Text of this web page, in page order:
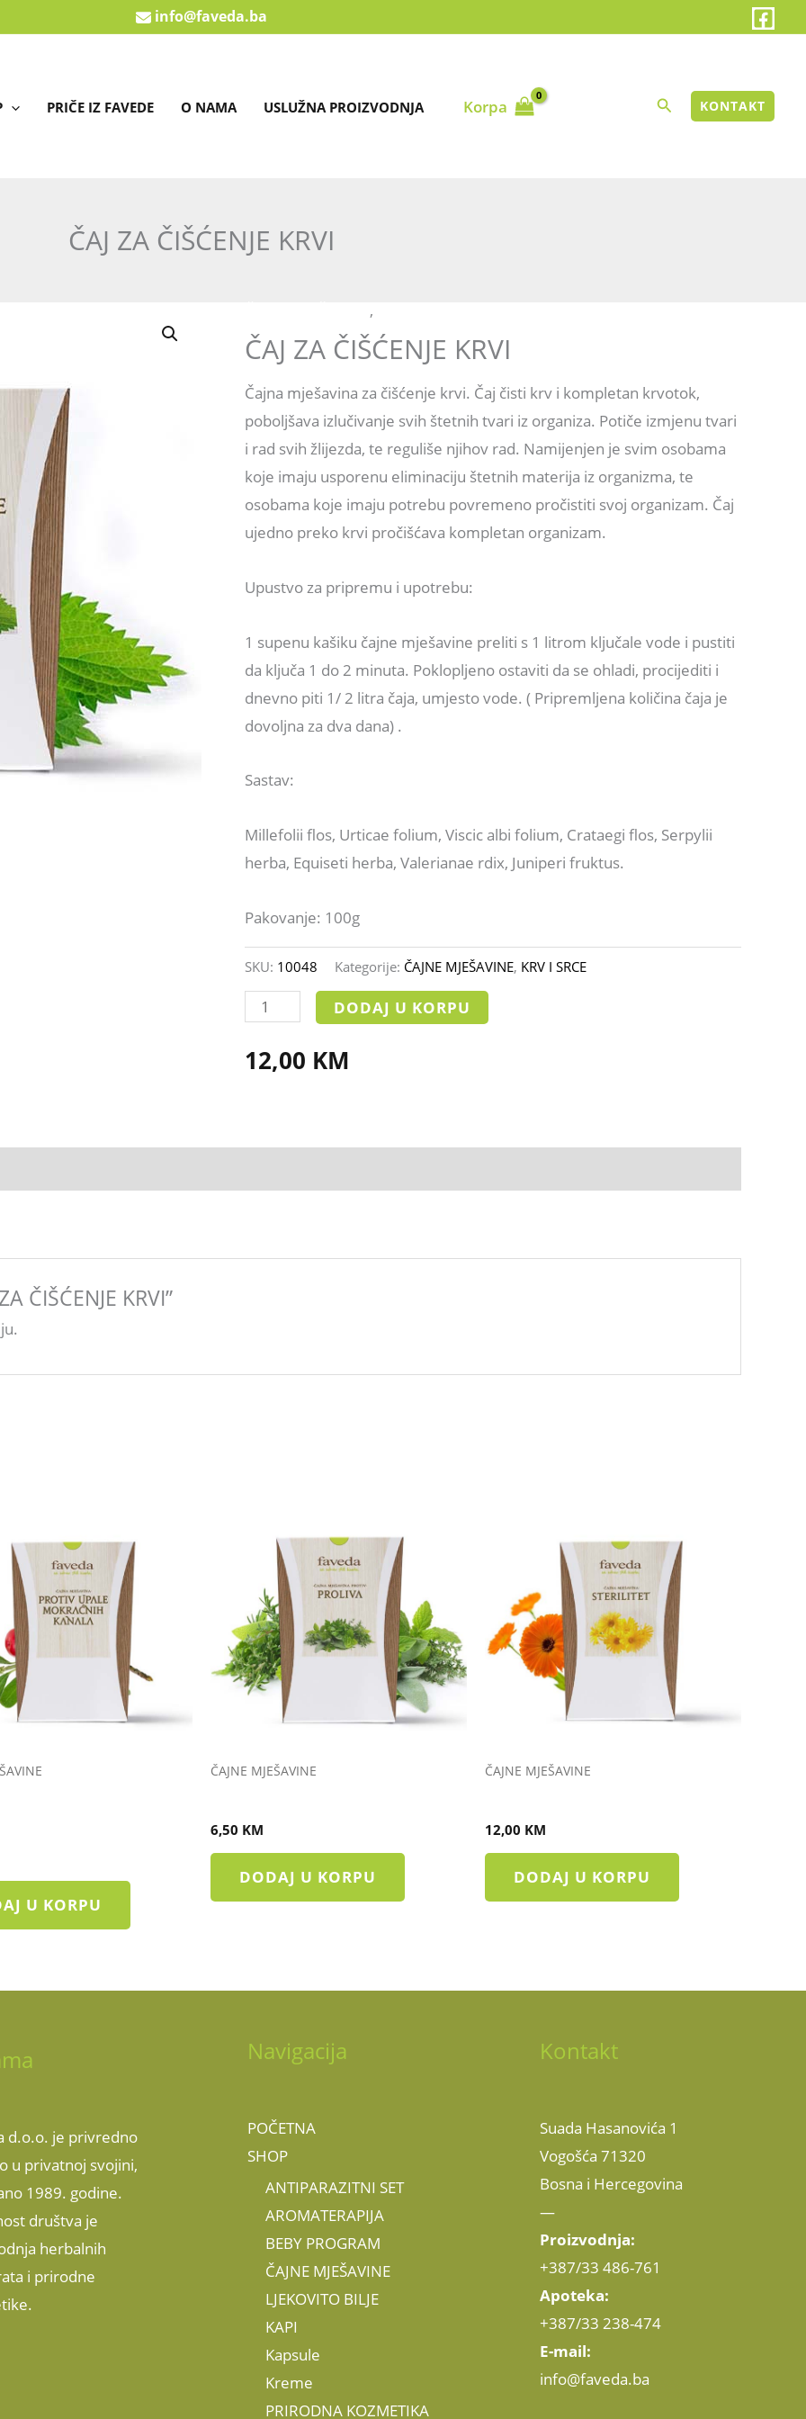
info@faveda.ba
PRIČE IZ FAVEDE O NAMA USLUŽNA PROIZVODNJA Korpa SearchKONTAKT
ČAJ ZA ČIŠĆENJE KRVI
,
ČAJ ZA ČIŠĆENJE KRVI
Čajna mješavina za čišćenje krvi. Čaj čisti krv i kompletan krvotok,
poboljšava izlučivanje svih štetnih tvari iz organiza. Potiče izmjenu tvari
i rad svih žlijezda, te reguliše njihov rad. Namijenjen je svim osobama
koje imaju usporenu eliminaciju štetnih materija iz organizma, te
osobama koje imaju potrebu povremeno pročistiti svoj organizam. Čaj
ujedno preko krvi pročišćava kompletan organizam.
Upustvo za pripremu i upotrebu:
1 supenu kašiku čajne mješavine preliti s 1 litrom ključale vode i pustiti
da ključa 1 do 2 minuta. Poklopljeno ostaviti da se ohladi, procijediti i
dnevno piti 1/ 2 litra čaja, umjesto vode. ( Pripremljena količina čaja je
dovoljna za dva dana) .
Sastav:
Millefolii flos, Urticae folium, Viscic albi folium, Crataegi flos, Serpylii
herba, Equiseti herba, Valerianae rdix, Juniperi fruktus.
Pakovanje: 100g
SKU: 10048 Kategorije: ČAJNE MJEŠAVINE, KRV I SRCE
ZA
ČIŠĆENJE
KRVI
količina
DODAJ U KORPU
12,00 KM
ČIŠĆENJE KRVI”
U KORPU
ČAJNE MJEŠAVINE
6,50 KM
DODAJ U KORPU
ČAJNE MJEŠAVINE
12,00 KM
DODAJ U KORPU
d.o.o. je privredno
u privatnoj svojini,
1989. godine.
društva je
herbalnih
i prirodne
Navigacija
POČETNA
SHOP
ANTIPARAZITNI SET
AROMATERAPIJA
BEBY PROGRAM
ČAJNE MJEŠAVINE
LJEKOVITO BILJE
KAPI
Kapsule
Kreme
PRIRODNA KOZMETIKA
Kontakt
Suada Hasanovića 1
Vogošća 71320
Bosna i Hercegovina
—
Proizvodnja:
+387/33 486-761
Apoteka:
+387/33 238-474
E-mail:
info@faveda.ba